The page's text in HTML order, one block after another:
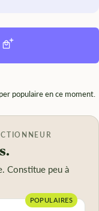
populaire en ce moment.
Constitue peu à
POPULAIRES